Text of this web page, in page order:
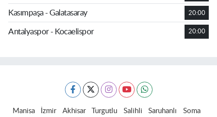
Kasımpaşa - Galatasaray 20:00
Antalyaspor - Kocaelispor 20:00
Manisa İzmir Akhisar Turgutlu Salihli Saruhanlı
Soma